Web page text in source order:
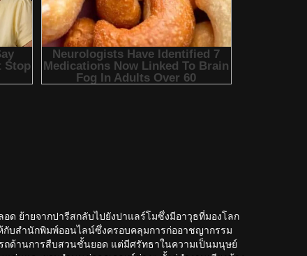
ด ย้ายจากปารีสกลับไปยังปาแลร์โมซึ่งมีอาวุธที่มองโลก
กับสำนักพิมพ์ออนไลน์ซึ่งครอบคลุมการก่ออาชญากรรม
ถด้านการสืบสวนชั้นยอด แต่มีศรัทธาในความเป็นมนุษย์